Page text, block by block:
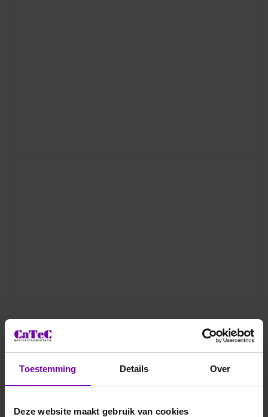
Toestemming Details Over
Deze website maakt gebruik van cookies